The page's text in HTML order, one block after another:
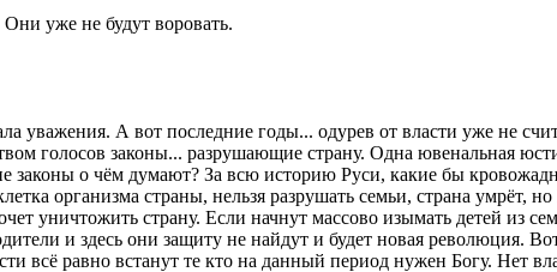
уже не будут воровать.
уважения. А вот последние годы... одурев от власти уже не
голосов законы... разрушающие страну. Одна ювенальная
законы о чём думают? За всю историю Руси, какие бы
организма страны, нельзя разрушать семьи, страна умрёт,
уничтожить страну. Если начнут массово изымать детей из
и здесь они защиту не найдут и будет новая революция.
всё равно встанут те кто на данный период нужен Богу. Нет